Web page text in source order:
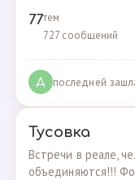
77тем
727 сообщений
Д последней
Тусовка
Встречи в реале,
объединяются!!!